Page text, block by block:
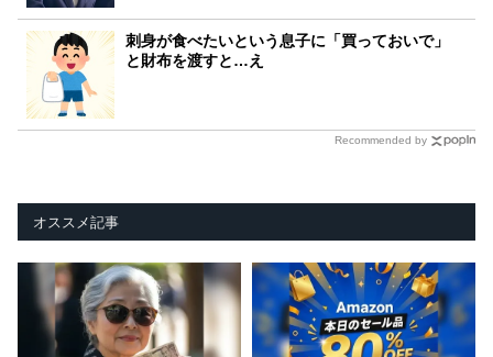
刺身が食べたいという息子に「買っておいで」
と財布を渡すと…え
Recommended by
オススメ記事